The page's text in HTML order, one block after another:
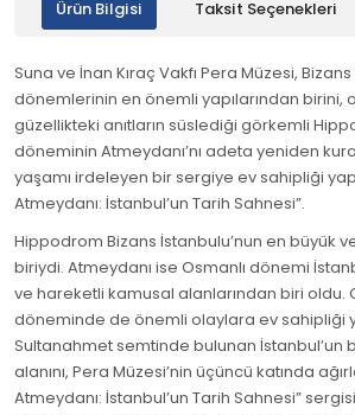
Ürün Bilgisi Taksit Seçenekleri
Suna ve İnan Kıraç Vakfı Pera Müzesi, Bizans
dönemlerinin en önemli yapılarından birini,
güzellikteki anıtların süslediği görkemli
döneminin Atmeydanı’nı adeta yeniden
yaşamı irdeleyen bir sergiye ev sahipliği
Atmeydanı: İstanbul’un Tarih Sahnesi”.
Hippodrom Bizans İstanbulu’nun en büyük
biriydi. Atmeydanı ise Osmanlı dönemi
ve hareketli kamusal alanlarından biri oldu.
döneminde de önemli olaylara ev sahipliği
Sultanahmet semtinde bulunan İstanbul’un
alanını, Pera Müzesi’nin üçüncü katında
Atmeydanı: İstanbul’un Tarih Sahnesi”